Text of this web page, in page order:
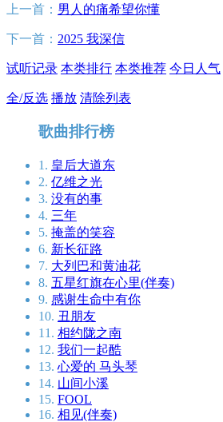
上一首： 男人的痛希望你懂
下一首： 2025 我深信
试听记录 本类排行 本类推荐 今日人气
全/反选 播放 清除列表
歌曲排行榜
1. 皇后大道东
2. 亿维之光
3. 没有的事
4. 三年
5. 掩盖的笑容
6. 新长征路
7. 大列巴和黄油花
8. 五星红旗在心里(伴奏)
9. 感谢生命中有你
10. 丑朋友
11. 相约陇之南
12. 我们一起酷
13. 心爱的 马头琴
14. 山间小溪
15. FOOL
16. 相见(伴奏)